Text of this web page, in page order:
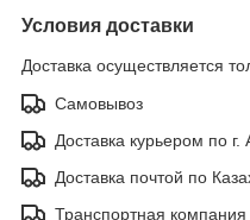
Условия доставки
Доставка осуществляется
Самовывоз
Доставка курьером по
Доставка почтой по
Транспортная компания